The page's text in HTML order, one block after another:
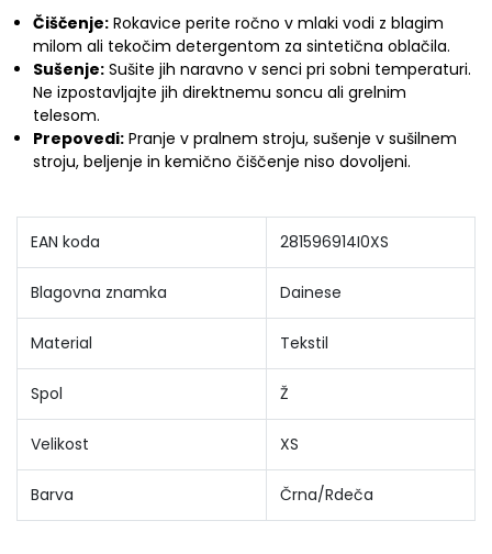
Čiščenje: Rokavice perite ročno v mlaki vodi z blagim
milom ali tekočim detergentom za sintetična oblačila.
Sušenje: Sušite jih naravno v senci pri sobni temperaturi.
Ne izpostavljajte jih direktnemu soncu ali grelnim
telesom.
Prepovedi: Pranje v pralnem stroju, sušenje v sušilnem
stroju, beljenje in kemično čiščenje niso dovoljeni.
EAN koda 281596914I0XS
Blagovna znamka Dainese
Material Tekstil
Spol Ž
Velikost XS
Barva Črna/Rdeča